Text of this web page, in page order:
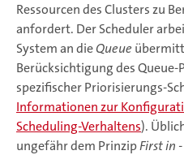
Ressourcen des Clusters zu
anfordert. Der Scheduler
System an dieQueue
Berücksichtigung des Queue-
spezifischer Priorisierungs-
Informationen zur
Scheduling-Verhaltens).
ungefähr dem PrinzipFirst in